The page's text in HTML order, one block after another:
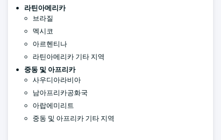
라틴아메리카
브라질
멕시코
아르헨티나
라틴아메리카 기타 지역
중동 및 아프리카
사우디아라비아
남아프리카공화국
아랍에미리트
중동 및 아프리카 기타 지역